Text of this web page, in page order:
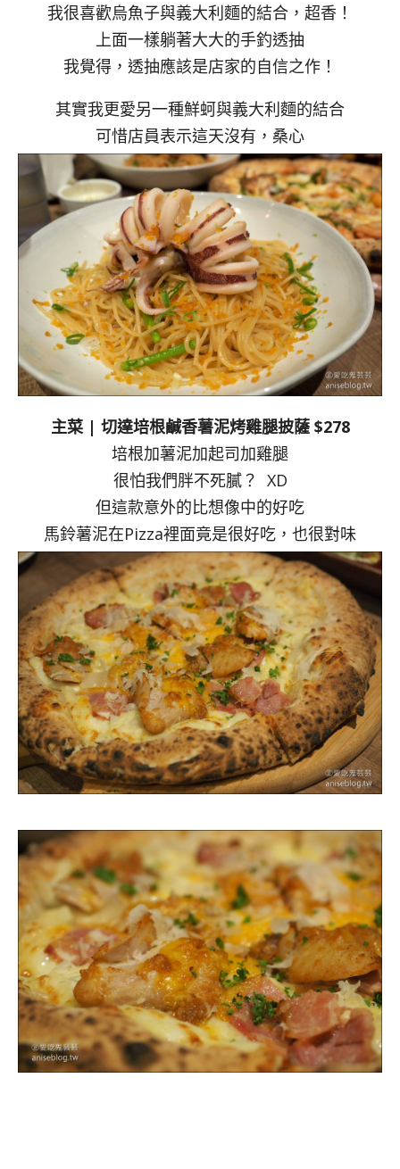
我很喜歡烏魚子與義大利麵的結合，超香！
上面一樣躺著大大的手釣透抽
我覺得，透抽應該是店家的自信之作！
其實我更愛另一種鮮蚵與義大利麵的結合
可惜店員表示這天沒有，桑心
主菜 | 切達培根鹹香薯泥烤雞腿披薩 $278
培根加薯泥加起司加雞腿
很怕我們胖不死膩？ XD
但這款意外的比想像中的好吃
馬鈴薯泥在Pizza裡面竟是很好吃，也很對味